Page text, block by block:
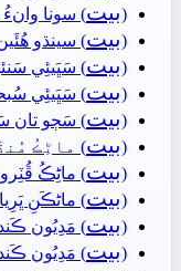
(بيت) سونا
(بيت) سينڌو
(بيت) سَڀَيئِي
(بيت) سَڀَيئِي
(بيت) سَڄو تان
(بيت) ماڻِڪُ
(بيت) ماڻِڪُ
(بيت) ماڻڪَنِ
(بيت) مَدِيُون
(بيت) مَدِيُون